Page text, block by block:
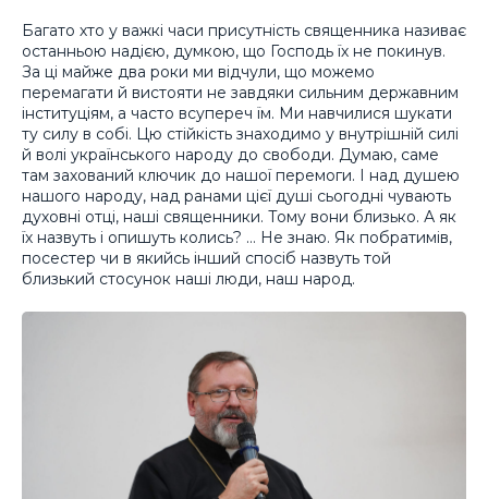
Багато хто у важкі часи присутність священника називає
останньою надією, думкою, що Господь їх не покинув.
За ці майже два роки ми відчули, що можемо
перемагати й вистояти не завдяки сильним державним
інституціям, а часто всупереч їм. Ми навчилися шукати
ту силу в собі. Цю стійкість знаходимо у внутрішній силі
й волі українського народу до свободи. Думаю, саме
там захований ключик до нашої перемоги. І над душею
нашого народу, над ранами цієї душі сьогодні чувають
духовні отці, наші священники. Тому вони близько. А як
їх назвуть і опишуть колись? … Не знаю. Як побратимів,
посестер чи в якийсь інший спосіб назвуть той
близький стосунок наші люди, наш народ.